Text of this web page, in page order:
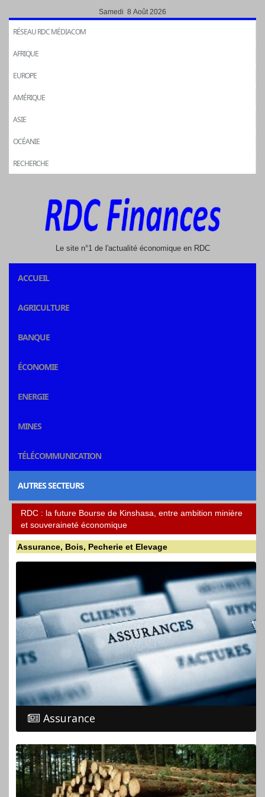
Samedi 8 Août 2026
RÉSEAU RDC MÉDIACOM
AFRIQUE
EUROPE
AMÉRIQUE
ASIE
OCÉANIE
RECHERCHE
Le site n°1 de l'actualité économique en RDC
ACCUEIL
AGRICULTURE
BANQUE
ÉCONOMIE
ENERGIE
MINES
TÉLÉCOMMUNICATION
AUTRES SECTEURS
Assurance, Bois, Pecherie et Elevage
Assurance